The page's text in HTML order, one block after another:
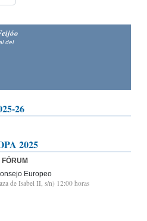
Popular de Castilla y León y candidato
26
2025
FÓRUM
Europeo
de Isabel II, s/n) 12:00 horas